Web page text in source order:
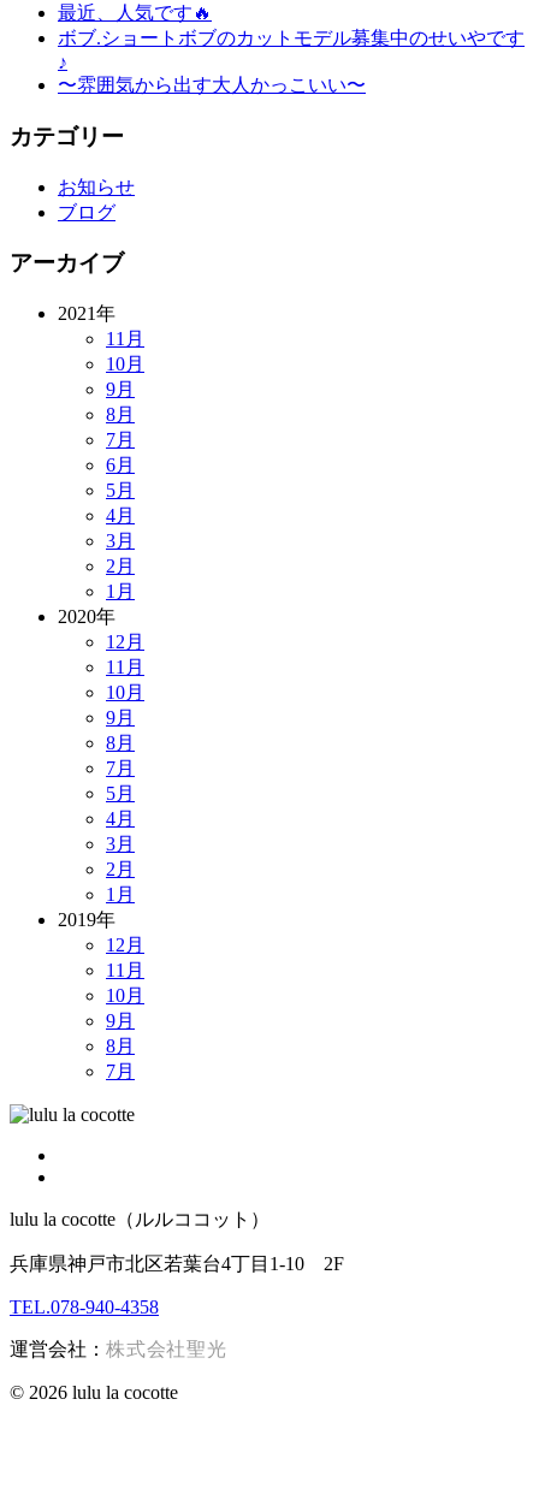
最近、人気です🔥
ボブ.ショートボブのカットモデル募集中のせいやです
♪
〜雰囲気から出す大人かっこいい〜
カテゴリー
お知らせ
ブログ
アーカイブ
2021年
11月
10月
9月
8月
7月
6月
5月
4月
3月
2月
1月
2020年
12月
11月
10月
9月
8月
7月
5月
4月
3月
2月
1月
2019年
12月
11月
10月
9月
8月
7月
lulu la cocotte（ルルココット）
兵庫県神戸市北区若葉台4丁目1-10 2F
TEL.078-940-4358
運営会社： 株式会社聖光
© 2026 lulu la cocotte